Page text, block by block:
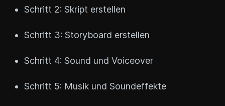
Schritt 2: Skript erstellen
Schritt 3: Storyboard erstellen
Schritt 4: Sound und Voiceover
Schritt 5: Musik und Soundeffekte